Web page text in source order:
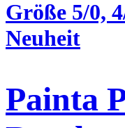
Neuheit
Painta